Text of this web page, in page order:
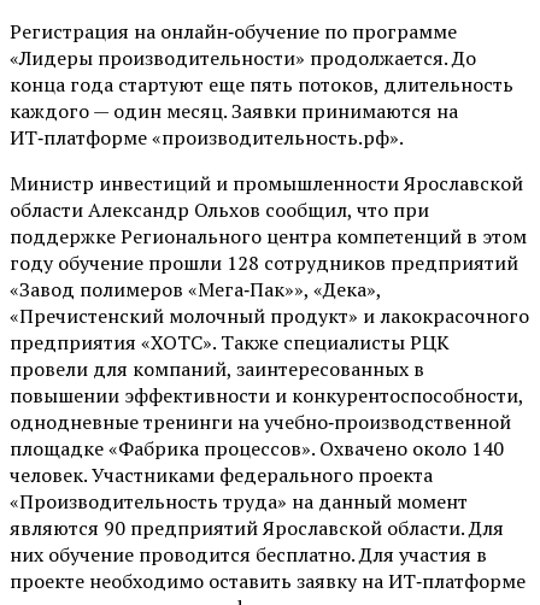
Регистрация на онлайн‑обучение по программе
«Лидеры производительности» продолжается. До
конца года стартуют еще пять потоков, длительность
каждого — один месяц. Заявки принимаются на
ИТ‑платформе «производительность.рф».
Министр инвестиций и промышленности Ярославской
области Александр Ольхов сообщил, что при
поддержке Регионального центра компетенций в этом
году обучение прошли 128 сотрудников предприятий
«Завод полимеров «Мега‑Пак»», «Дека»,
«Пречистенский молочный продукт» и лакокрасочного
предприятия «ХОТС». Также специалисты РЦК
провели для компаний, заинтересованных в
повышении эффективности и конкурентоспособности,
однодневные тренинги на учебно‑производственной
площадке «Фабрика процессов». Охвачено около 140
человек. Участниками федерального проекта
«Производительность труда» на данный момент
являются 90 предприятий Ярославской области. Для
них обучение проводится бесплатно. Для участия в
проекте необходимо оставить заявку на ИТ‑платформе